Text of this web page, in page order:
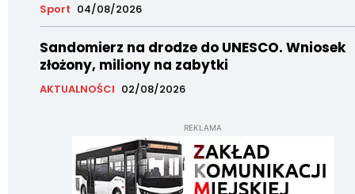
Sport 04/08/2026
Sandomierz na drodze do UNESCO. Wniosek
złożony, miliony na zabytki
AKTUALNOŚCI 02/08/2026
REKLAMA